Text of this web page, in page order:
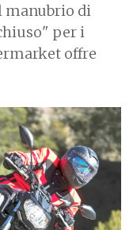
manubrio di
per i
offre